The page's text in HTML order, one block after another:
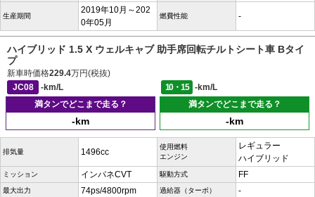
生産期間
2019年10月～202
0年05月
燃費性能 -
ハイブリッド 1.5 X ウェルキャブ 助手席回転チルトシート車 Bタイ
プ
新車時価格229.4万円(税抜)
JC08
-km/L 10・15
-km/L
満タンでどこまで走る？
-km
満タンでどこまで走る？
-km
排気量 1496cc
使用燃料
エンジン
レギュラー
ハイブリッド
ミッション インパネCVT 駆動方式 FF
最大出力 74ps/4800rpm 過給器（ターボ） -